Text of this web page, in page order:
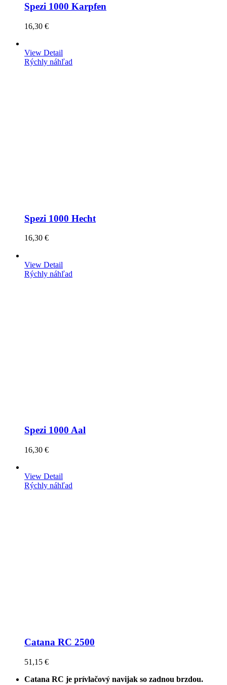
Spezi 1000 Karpfen
16,30 €
View Detail
Rýchly náhľad
Spezi 1000 Hecht
16,30 €
View Detail
Rýchly náhľad
Spezi 1000 Aal
16,30 €
View Detail
Rýchly náhľad
Catana RC 2500
51,15 €
Catana RC je prívlačový navijak so zadnou brzdou.